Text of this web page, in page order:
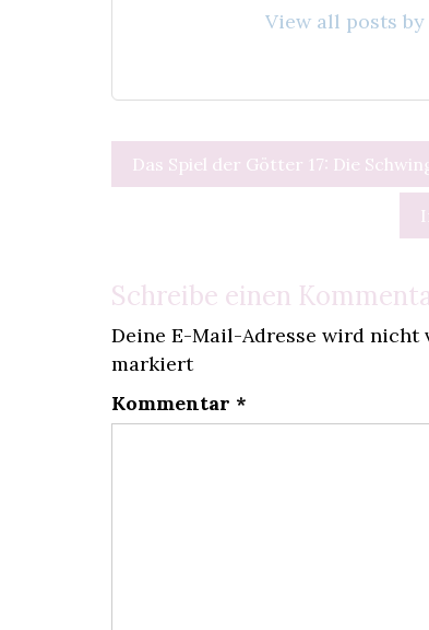
View all posts
Beitragsnavigation
Das Spiel der Götter 17: Die
Schreibe einen
Deine E-Mail-Adresse wird nicht
markiert
Kommentar *